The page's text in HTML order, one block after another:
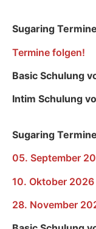
Sugaring
Termine folgen!
Basic Schulung
Intim Schulung
Sugaring
05. September
10. Oktober
28. November